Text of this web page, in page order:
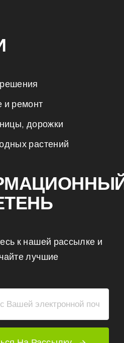
и ремонт
дорожки
растений
к нашей рассылке и
лучшие